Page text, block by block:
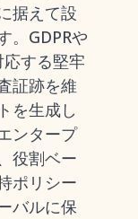
据えて設
。GDPRや
する堅牢
証跡を維
を生成し
ンタープ
役割ベー
ポリシー
バルに保